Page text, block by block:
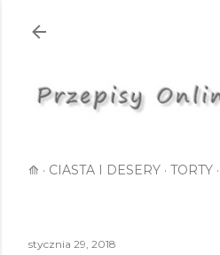
⟰ CIASTA I DESERY TORTY
stycznia 29, 2018